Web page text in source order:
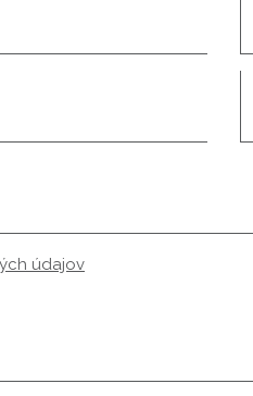
údajov